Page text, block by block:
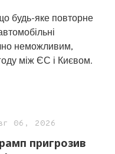
будь-яке повторне
неможливим,
між ЄС і Києвом.
06, 2026
пригрозив